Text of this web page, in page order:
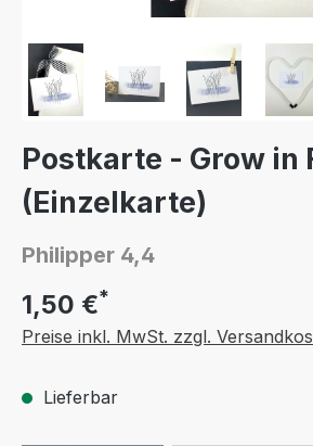
Postkarte - Grow in
(Einzelkarte)
Philipper 4,4
1,50 €*
Preise inkl. MwSt. zzgl.
Lieferbar